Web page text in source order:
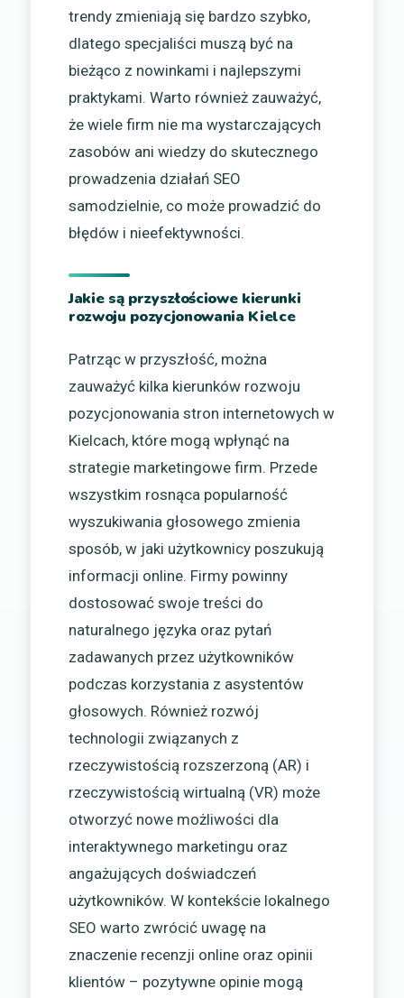
trendy zmieniają się bardzo szybko,
dlatego specjaliści muszą być na
bieżąco z nowinkami i najlepszymi
praktykami. Warto również zauważyć,
że wiele firm nie ma wystarczających
zasobów ani wiedzy do skutecznego
prowadzenia działań SEO
samodzielnie, co może prowadzić do
błędów i nieefektywności.
Jakie są przyszłościowe kierunki
rozwoju pozycjonowania Kielce
Patrząc w przyszłość, można
zauważyć kilka kierunków rozwoju
pozycjonowania stron internetowych w
Kielcach, które mogą wpłynąć na
strategie marketingowe firm. Przede
wszystkim rosnąca popularność
wyszukiwania głosowego zmienia
sposób, w jaki użytkownicy poszukują
informacji online. Firmy powinny
dostosować swoje treści do
naturalnego języka oraz pytań
zadawanych przez użytkowników
podczas korzystania z asystentów
głosowych. Również rozwój
technologii związanych z
rzeczywistością rozszerzoną (AR) i
rzeczywistością wirtualną (VR) może
otworzyć nowe możliwości dla
interaktywnego marketingu oraz
angażujących doświadczeń
użytkowników. W kontekście lokalnego
SEO warto zwrócić uwagę na
znaczenie recenzji online oraz opinii
klientów – pozytywne opinie mogą